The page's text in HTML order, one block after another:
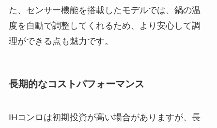
た、センサー機能を搭載したモデルでは、鍋の温
度を自動で調整してくれるため、より安心して調
理ができる点も魅力です。
長期的なコストパフォーマンス
IHコンロは初期投資が高い場合がありますが、長